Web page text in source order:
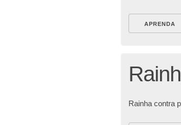
APRENDA
Rainha contra